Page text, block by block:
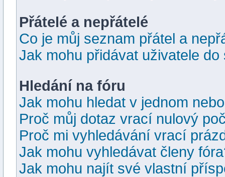
Přátelé a nepřátelé
Co je můj seznam přátel a
Jak mohu přidávat uživatele
Hledání na fóru
Jak mohu hledat v jednom
Proč můj dotaz vrací nulový
Proč mi vyhledávání vrací
Jak mohu vyhledávat členy
Jak mohu najít své vlastní